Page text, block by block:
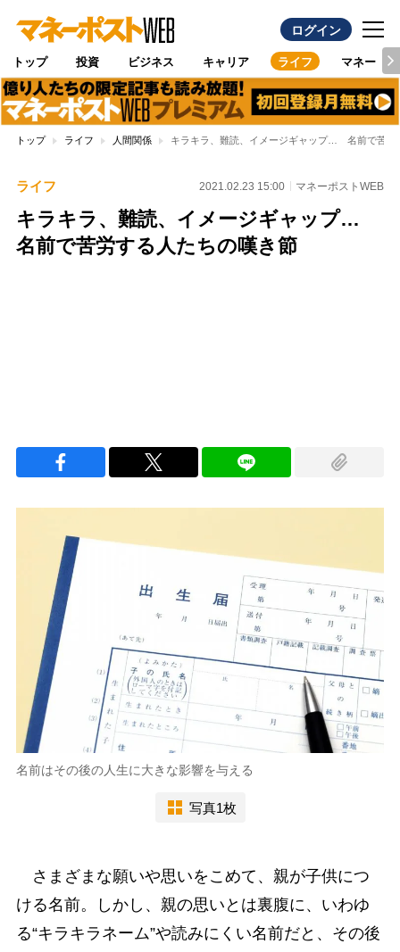
ログイン
トップ 投資 ビジネス キャリア ライフ マネー
トップ ライフ 人間関係 キラキラ、難読、イメージギャップ… 名前で苦労
ライフ 2021.02.23 15:00 マネーポストWEB
キラキラ、難読、イメージギャップ…
名前で苦労する人たちの嘆き節
名前はその後の人生に大きな影響を与える
写真1枚
さまざまな願いや思いをこめて、親が子供につ
ける名前。しかし、親の思いとは裏腹に、いわゆ
る“キラキラネーム”や読みにくい名前だと、その後